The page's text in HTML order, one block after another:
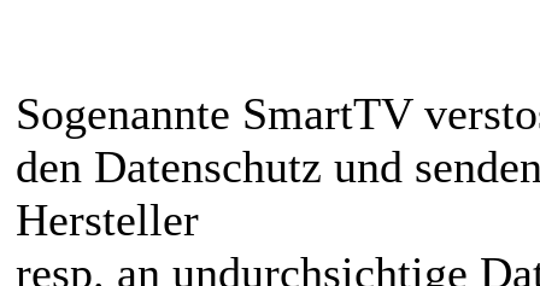
Sogenannte SmartTV
den Datenschutz und
Hersteller
resp. an undurchsichtige